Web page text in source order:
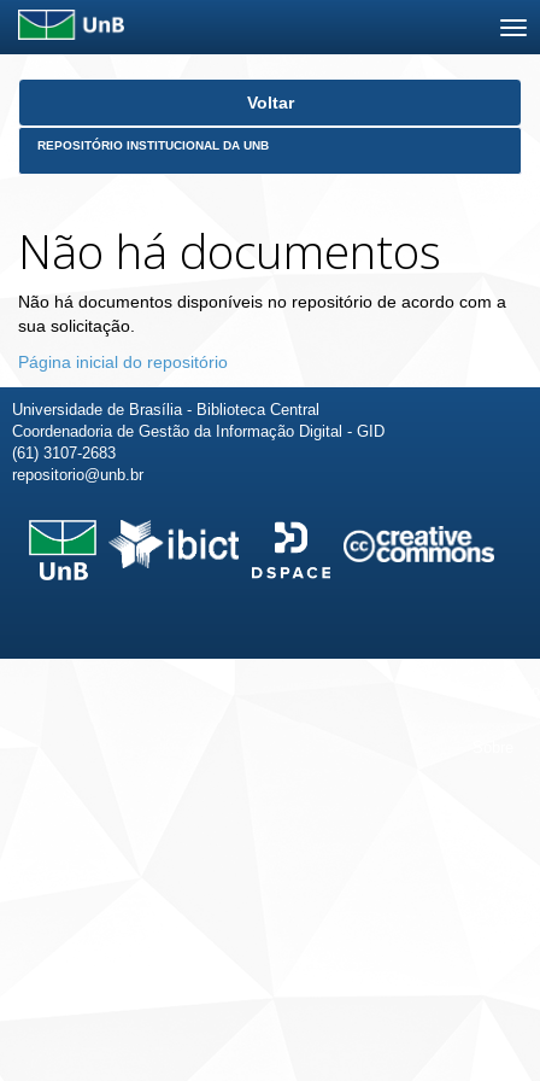
Skip
Voltar
REPOSITÓRIO INSTITUCIONAL DA UNB
Não há documentos
Não há documentos disponíveis no repositório de acordo com a
sua solicitação.
Página inicial do repositório
Universidade de Brasília - Biblioteca Central
Coordenadoria de Gestão da Informação Digital - GID
(61) 3107-2683
repositorio@unb.br